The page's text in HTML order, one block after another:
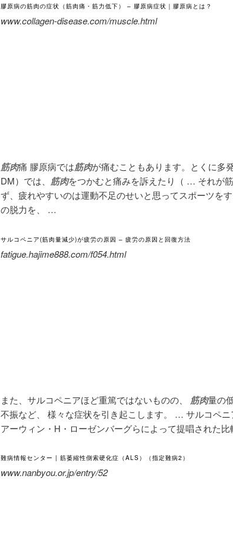
膠原病の筋肉の症状（筋肉痛・筋力低下） – 膠原病症状｜膠原病とは？
www.collagen-disease.com/muscle.html
筋肉痛 膠原病では筋肉が痛むこともあります。とくに多
DM）では、 筋肉をつかむと痛みを訴えたり（ … それが
ず、 疲れやすいのは運動不足のせいと思ってスポーツを
の脱力を、 …
サルコペニア(筋肉量減少)が疲労の原因 – 疲労の原因と回復方法
fatigue.hajime888.com/f054.html
また、サルコペニアほど重篤ではないものの、 筋肉量の
不振など、 様々な症状を引き起こします。 … サルコペニ
アーウィン・H・ローゼンバーグらによって提唱された比
難病情報センター | 筋萎縮性側索硬化症（ALS）（指定難病2）
www.nanbyou.or.jp/entry/52